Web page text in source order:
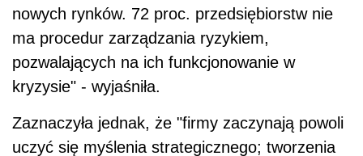
nowych rynków. 72 proc. przedsiębiorstw nie
ma procedur zarządzania ryzykiem,
pozwalających na ich funkcjonowanie w
kryzysie" - wyjaśniła.
Zaznaczyła jednak, że "firmy zaczynają powoli
uczyć się myślenia strategicznego; tworzenia